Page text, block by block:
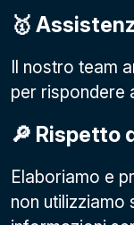
🥇
Il nostro team
per rispondere
🔎 Rispetto
Elaboriamo e
non utilizziamo